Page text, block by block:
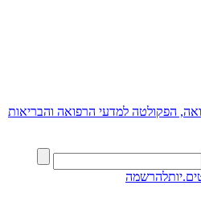
הפקולטה למדעי הרפואה והבריאות
להרשמה